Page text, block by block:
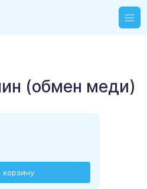
(обмен меди)
корзину